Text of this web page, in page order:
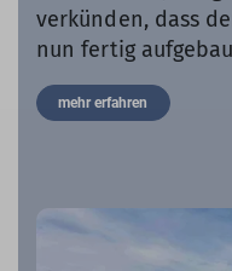
verkünden, dass
nun fertig
mehr erfahren